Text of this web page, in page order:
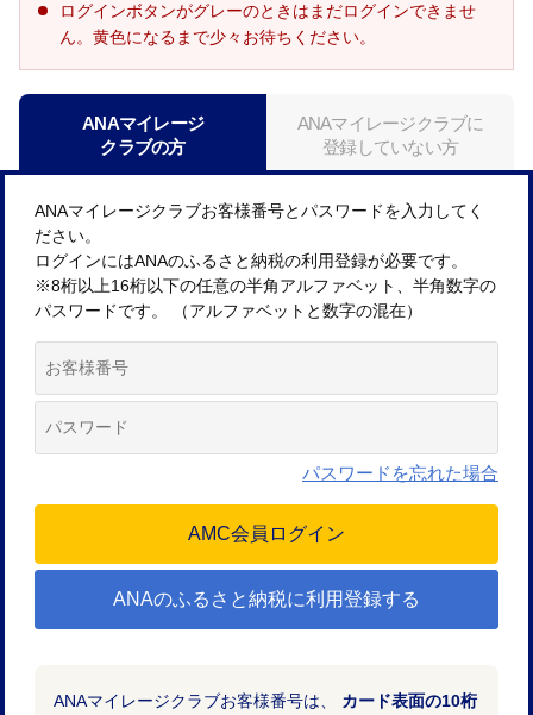
ログインボタンがグレーのときはまだログインできませ
ん。黄色になるまで少々お待ちください。
ANAマイレージ
クラブの方
ANAマイレージクラブに
登録していない方
ANAマイレージクラブお客様番号とパスワードを入力してく
ださい。
ログインにはANAのふるさと納税の利用登録が必要です。
※8桁以上16桁以下の任意の半角アルファベット、半角数字の
パスワードです。 （アルファベットと数字の混在）
パスワードを忘れた場合
ANAのふるさと納税に利用登録する
ANAマイレージクラブお客様番号は、 カード表面の10桁